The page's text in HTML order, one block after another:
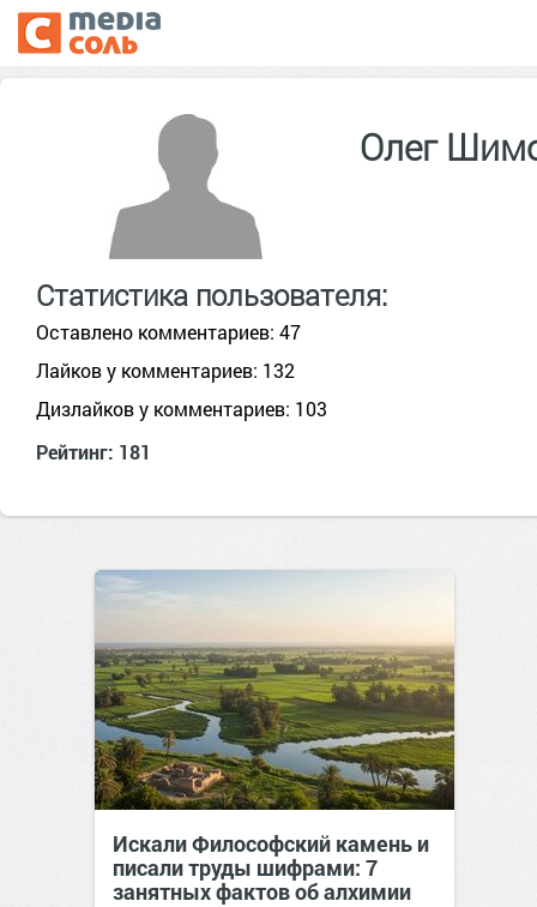
Олег
Статистика пользователя:
Оставлено комментариев: 47
Лайков у комментариев: 132
Дизлайков у комментариев: 103
Рейтинг: 181
Искали Философский камень и
писали труды шифрами: 7
занятных фактов об алхимии